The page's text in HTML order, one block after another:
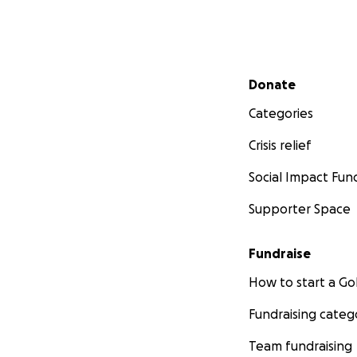
Secondary menu
Donate
Categories
Crisis relief
Social Impact
Supporter Space
Fundraise
How to start a
Fundraising
Team fundraising